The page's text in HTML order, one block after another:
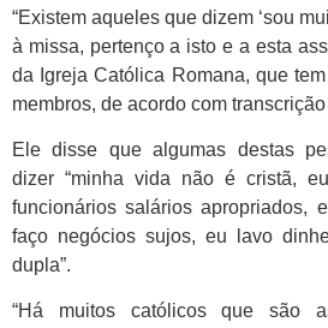
“Existem aqueles que dizem ‘sou
à missa, pertenço a isto e a esta
da Igreja Católica Romana, que
membros, de acordo com
Ele disse que algumas destas
dizer “minha vida não é cristã,
funcionários salários apropriados,
faço negócios sujos, eu lavo
dupla”.
“Há muitos católicos que são